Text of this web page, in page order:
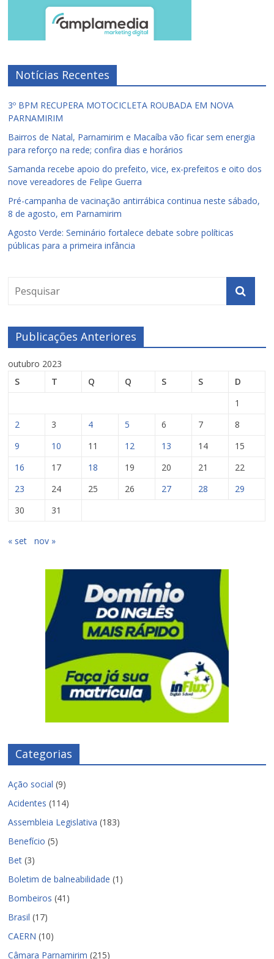
Notícias Recentes
3º BPM RECUPERA MOTOCICLETA ROUBADA EM NOVA
PARNAMIRIM
Bairros de Natal, Parnamirim e Macaíba vão ficar sem energia
para reforço na rede; confira dias e horários
Samanda recebe apoio do prefeito, vice, ex-prefeitos e oito dos
nove vereadores de Felipe Guerra
Pré-campanha de vacinação antirrábica continua neste sábado,
8 de agosto, em Parnamirim
Agosto Verde: Seminário fortalece debate sobre políticas
públicas para a primeira infância
Publicações Anteriores
outubro 2023
S
T Q Q S S
D
1
2
3 4 5 6 7
8
9
10 11 12 13 14
15
16
17 18 19 20 21
22
23
24 25 26 27 28
29
30
31
« set nov »
Categorias
Ação social (9)
Acidentes (114)
Assembleia Legislativa (183)
Benefício (5)
Bet (3)
Boletim de balneabilidade (1)
Bombeiros (41)
Brasil (17)
CAERN (10)
Câmara Parnamirim (215)